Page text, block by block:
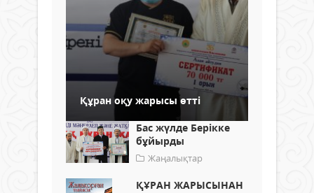
Құран оқу жарысы өтті
Бас жүлде Берікке
бұйырды
Жаңалықтар
ҚҰРАН ЖАРЫСЫНАН